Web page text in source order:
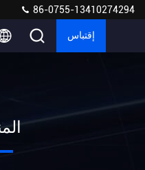
86-0755-13410274294
إقتباس